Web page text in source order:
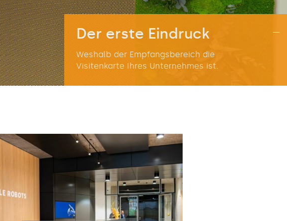
–
Der erste Eindruck
Weshalb der Empfangsbereich die
Visitenkarte Ihres Unternehmes ist.